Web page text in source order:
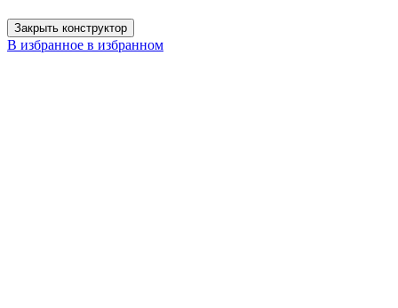
Закрыть конструктор
В избранное в избранном